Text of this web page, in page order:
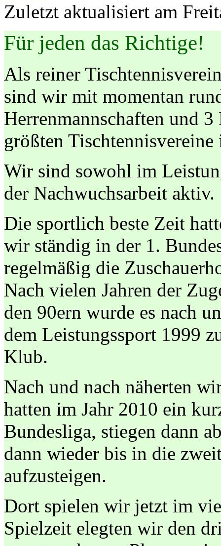
Zuletzt aktualisiert am
Für jeden das Richtige!
Als reiner
sind wir mit momentan
Herrenmannschaften und
größten
Wir sind sowohl im
der Nachwuchsarbeit aktiv.
Die sportlich beste Zeit
wir ständig in der 1.
regelmäßig die
Nach vielen Jahren der
den 90ern wurde es nach
dem Leistungssport 1999
Klub.
Nach und nach näherten
hatten im Jahr 2010 ein
Bundesliga, stiegen dann
dann wieder bis in die
aufzusteigen.
Dort spielen wir jetzt im
Spielzeit elegten wir den